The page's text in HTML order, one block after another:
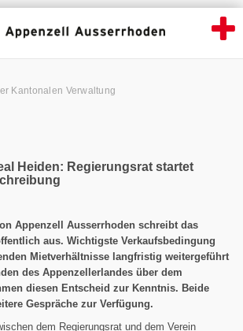
- Appenzell
öffnen
Kantonalen Verwaltung
Heiden: Regierungsrat startet
Appenzell Ausserrhoden schreibt das
aus. Wichtigste Verkaufsbedingung
Mietverhältnisse langfristig weitergeführt
des Appenzellerlandes über dem
diesen Entscheid zur Kenntnis. Beide
Gespräche zur Verfügung.
dem Regierungsrat und dem Verein